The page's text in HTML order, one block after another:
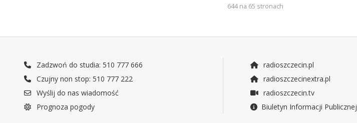
644 na 65 stronach
Zadzwoń do studia: 510 777 666
Czujny non stop: 510 777 222
Wyślij do nas wiadomość
Prognoza pogody
radioszczecin.pl
radioszczecinextra.pl
radioszczecin.tv
Biuletyn Informacji Publicznej